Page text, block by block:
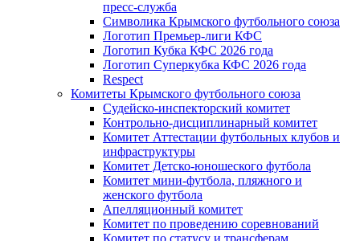
пресс-служба
Символика Крымского футбольного союза
Логотип Премьер-лиги КФС
Логотип Кубка КФС 2026 года
Логотип Суперкубка КФС 2026 года
Respect
Комитеты Крымского футбольного союза
Судейско-инспекторский комитет
Контрольно-дисциплинарный комитет
Комитет Аттестации футбольных клубов и
инфраструктуры
Комитет Детско-юношеского футбола
Комитет мини-футбола, пляжного и
женского футбола
Апелляционный комитет
Комитет по проведению соревнований
Комитет по статусу и трансферам